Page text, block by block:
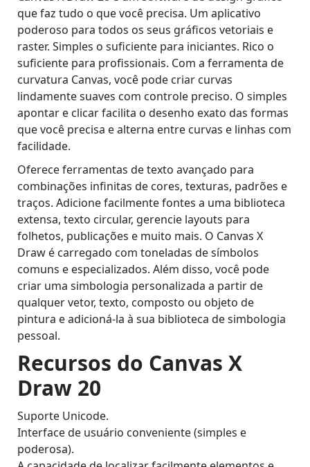
que faz tudo o que você precisa. Um aplicativo
poderoso para todos os seus gráficos vetoriais e
raster. Simples o suficiente para iniciantes. Rico o
suficiente para profissionais. Com a ferramenta de
curvatura Canvas, você pode criar curvas
lindamente suaves com controle preciso. O simples
apontar e clicar facilita o desenho exato das formas
que você precisa e alterna entre curvas e linhas com
facilidade.
Oferece ferramentas de texto avançado para
combinações infinitas de cores, texturas, padrões e
traços. Adicione facilmente fontes a uma biblioteca
extensa, texto circular, gerencie layouts para
folhetos, publicações e muito mais. O Canvas X
Draw é carregado com toneladas de símbolos
comuns e especializados. Além disso, você pode
criar uma simbologia personalizada a partir de
qualquer vetor, texto, composto ou objeto de
pintura e adicioná-la à sua biblioteca de simbologia
pessoal.
Recursos do Canvas X
Draw 20
Suporte Unicode.
Interface de usuário conveniente (simples e
poderosa).